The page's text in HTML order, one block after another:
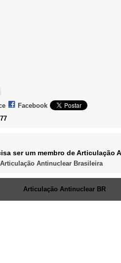
Facebook
77
ser um membro de
Antinuclear Brasileira
Articulação Antinuclear BR